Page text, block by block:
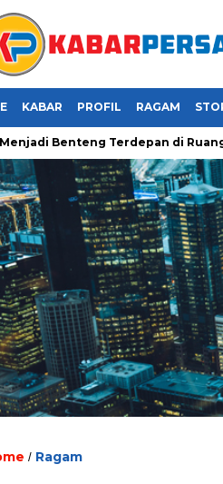
KABAR PROFIL RAGAM
Terdepan di Ruang Digital
/ Ragam